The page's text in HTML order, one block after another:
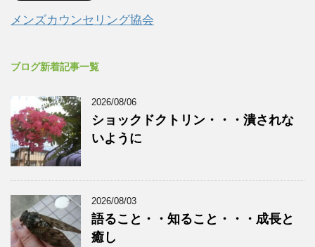
メンズカウンセリング協会
ブログ新着記事一覧
2026/08/06
ショックドクトリン・・・潰されな
いように
2026/08/03
語ること・・知ること・・・成長と
癒し